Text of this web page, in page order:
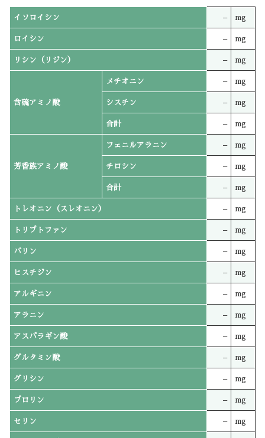
イソロイシン – mg
ロイシン – mg
リシン（リジン） – mg
含硫アミノ酸
メチオニン – mg
シスチン – mg
合計 – mg
芳香族アミノ酸
フェニルアラニン – mg
チロシン – mg
合計 – mg
トレオニン（スレオニン） – mg
トリプトファン – mg
バリン – mg
ヒスチジン – mg
アルギニン – mg
アラニン – mg
アスパラギン酸 – mg
グルタミン酸 – mg
グリシン – mg
プロリン – mg
セリン – mg